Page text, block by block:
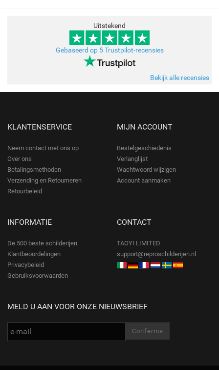
Uitstekend
Gebaseerd op 5 Trustpilot-recensies
Bekijk alle recensies
KLANTENSERVICE
Neem contact met ons op
Over ons
Betalingsmethoden
Verzending en Retourneren
Retourbeleid
MIJN ACCOUNT
Bestelgeschiedenis
Verlanglijst
Wachtwoord wijzigen
Account aanmaken
INFORMATIE
De 500 beste schilderijen
Klantbeoordelingen
Privacybeleid
Gebruiksvoorwaarden
CONTACT
TAOYI LIMITED
support@reproschilderijen.nl
MELD U AAN VOOR ONZE NIEUWSBRIEF